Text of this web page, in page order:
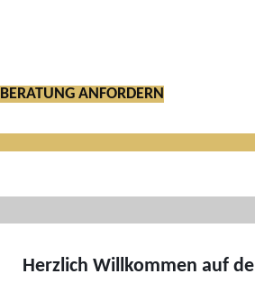
BERATUNG ANFORDERN
Herzlich Willkommen auf